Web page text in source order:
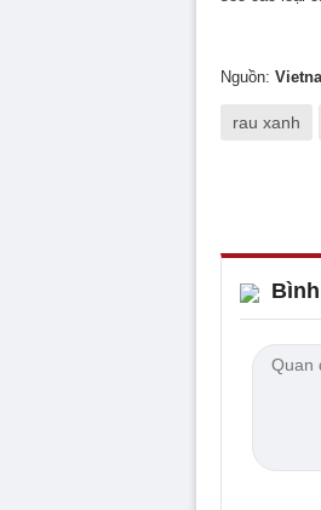
Nguồn:
rau xanh